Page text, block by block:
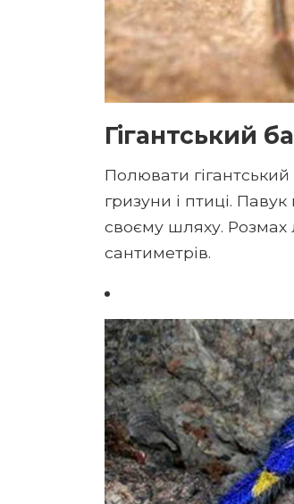
Гігантський
Полювати
гризуни і птиці.
своєму шляху. Розмах
сантиметрів.